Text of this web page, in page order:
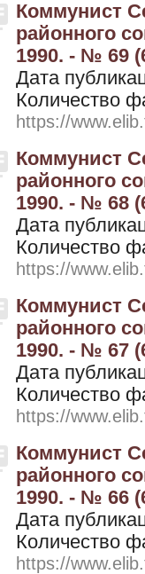
Коммунист
районного
1990. - № 69
Дата
Количество
https://
Коммунист
районного
1990. - № 68
Дата
Количество
https://
Коммунист
районного
1990. - № 67
Дата
Количество
https://
Коммунист
районного
1990. - № 66
Дата
Количество
https://